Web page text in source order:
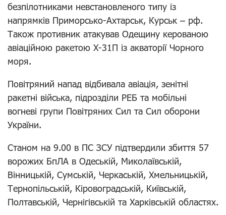
безпілотниками невстановленого типу із
напрямків Приморсько-Ахтарськ, Курськ – рф.
Також противник атакував Одещину керованою
авіаційною ракетою Х-31П із акваторії Чорного
моря.
Повітряний напад відбивала авіація, зенітні
ракетні війська, підрозділи РЕБ та мобільні
вогневі групи Повітряних Сил та Сил оборони
України.
Станом на 9.00 в ПС ЗСУ підтвердили збиття 57
ворожих БпЛА в Одеській, Миколаївській,
Вінницькій, Сумській, Черкаській, Хмельницькій,
Тернопільській, Кіровоградській, Київській,
Полтавській, Чернігівській та Харківській областях.